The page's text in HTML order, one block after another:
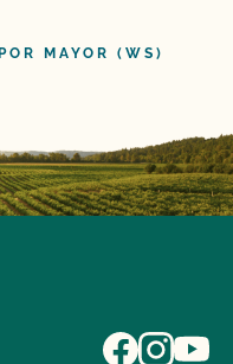
MAYOR (WS)